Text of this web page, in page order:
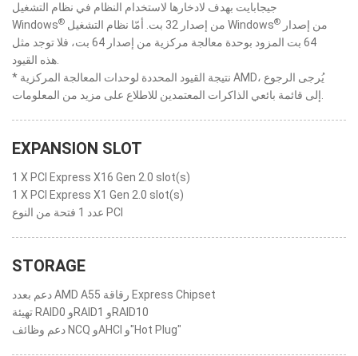
جيجابايت بهدف لادخارها لاستخدام النظام في نظام التشغيل
Windows® ‎ من إصدار 32 بت. أمّا نظام التشغيل Windows®
64 بت المزود بوحدة معالجة مركزية من إصدار 64 بت، فلا توجد مثل
* نتيجة القيود المحددة لوحدات المعالجة المركزية AMD، يُرجى الرجوع
EXPANSION SLOT
1 X PCI Express X16 Gen 2.0 slot(s)
1 X PCI Express X1 Gen 2.0 slot(s)
عدد 1 فتحة من النوع PCI
STORAGE
دعم بعدد AMD A55 رقاقة Express Chipset
تهيئة RAID0 وRAID1 وRAID10
دعم وظائف NCQ وAHCI و"Hot Plug"